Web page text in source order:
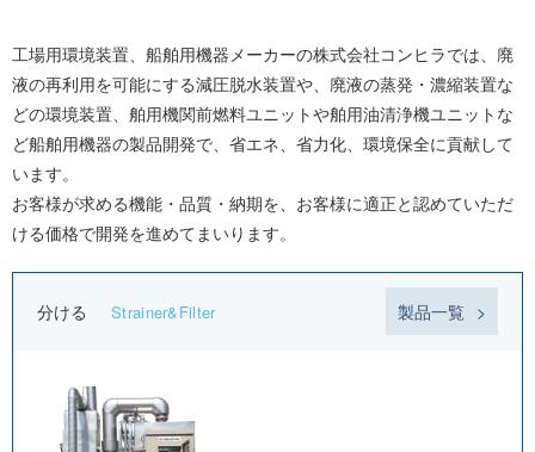
工場用環境装置、船舶用機器メーカーの株式会社コンヒラでは、廃
液の再利用を可能にする減圧脱水装置や、廃液の蒸発・濃縮装置な
どの環境装置、舶用機関前燃料ユニットや舶用油清浄機ユニットな
ど船舶用機器の製品開発で、省エネ、省力化、環境保全に貢献して
います。
お客様が求める機能・品質・納期を、お客様に適正と認めていただ
ける価格で開発を進めてまいります。
分ける Strainer&Filter 製品一覧